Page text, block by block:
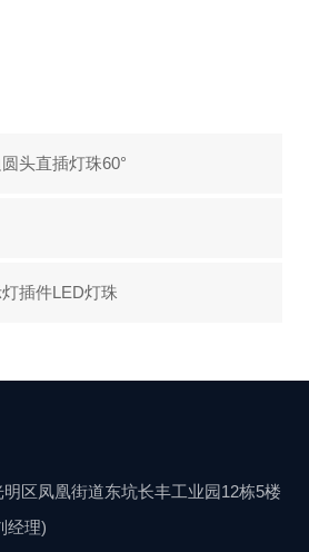
头直插灯珠60°
插件LED灯珠
区凤凰街道东坑长丰工业园12栋5楼
经理)